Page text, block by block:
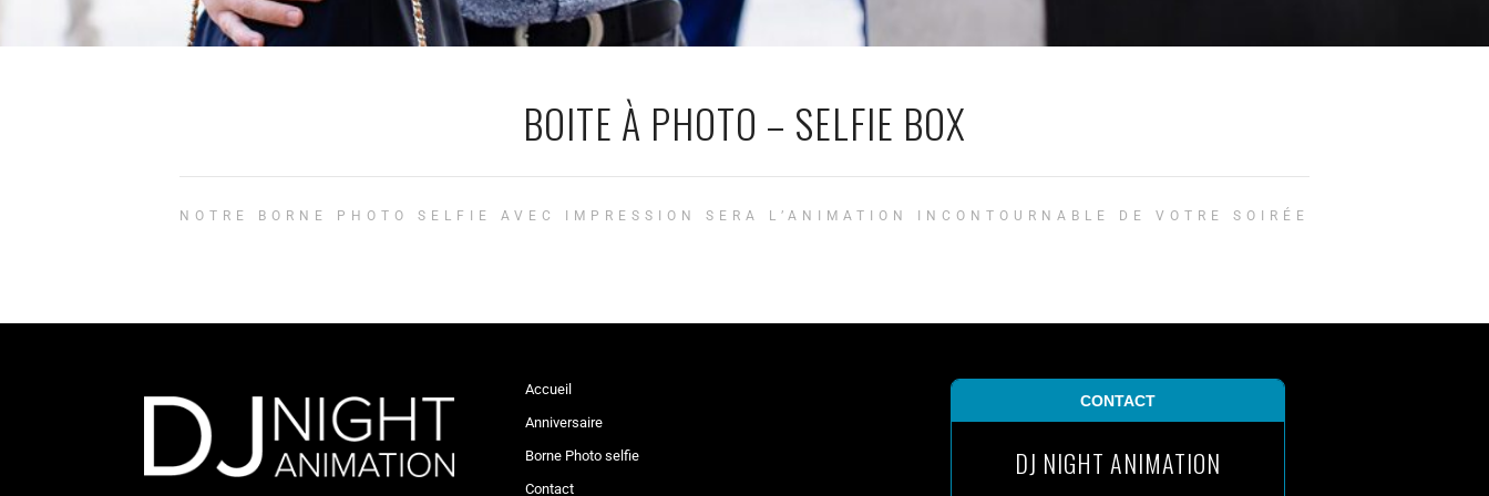
BOITE À PHOTO – SELFIE BOX
NOTRE BORNE PHOTO SELFIE AVEC IMPRESSION SERA L’ANIMATION INCONTOURNABLE DE VOTRE SOIRÉE
Accueil
Anniversaire
Borne Photo selfie
Contact
CONTACT
DJ NIGHT ANIMATION